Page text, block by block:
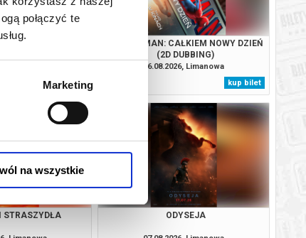
połączyć te
Marketing
na wszystkie
kup bilet
SPIDER-MAN: CAŁKIEM NOWY DZIEŃ
(2D DUBBING)
06.08.2026, Limanowa
kup bilet
STRASZYDŁA ODYSEJA